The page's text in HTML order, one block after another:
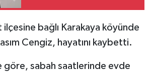
bağlı Karakaya köyünde
Cengiz, hayatını kaybetti.
göre, sabah saatlerinde evde